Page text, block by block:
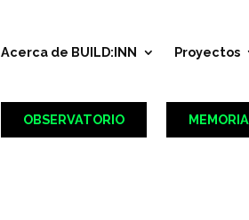
Acerca de BUILD:INN Proyectos
OBSERVATORIO